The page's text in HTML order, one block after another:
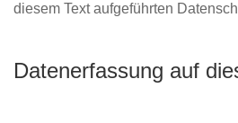
diesem Text aufgeführten
Datenerfassung auf